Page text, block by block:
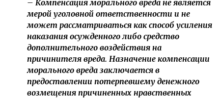
– Компенсация морального вреда не является
мерой уголовной ответственности и не
может рассматриваться как способ усиления
наказания осужденного либо средство
дополнительного воздействия на
причинителя вреда. Назначение компенсации
морального вреда заключается в
предоставлении потерпевшему денежного
возмещения причиненных нравственных